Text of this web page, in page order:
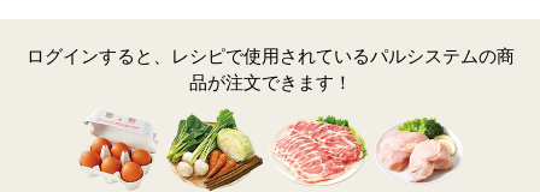
ログインすると、レシピで使用されているパルシステムの商
品が注文できます！